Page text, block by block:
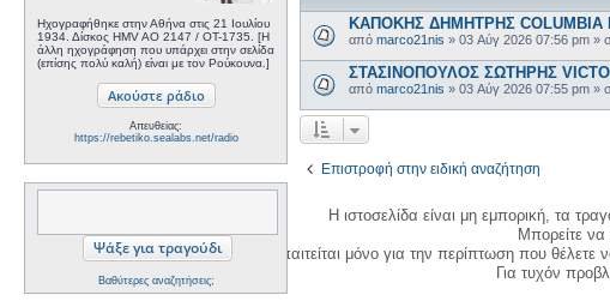
Ηχογραφήθηκε στην Αθήνα στις 21 Ιουλίου
1934. Δίσκος HMV AO 2147 / OT-1735. [Η
άλλη ηχογράφηση που υπάρχει στην σελίδα
(επίσης πολύ καλή) είναι με τον Ρούκουνα.]
Απευθείας:
https://rebetiko.sealabs.net/radio
Βαθύτερες αναζητήσεις;
ΚΑΠΟΚΗΣ ΔΗΜΗΤΡΗΣ COLUMBIA
από marco21nis » 03 Αύγ 2026 07:56 pm »
ΣΤΑΣΙΝΟΠΟΥΛΟΣ ΣΩΤΗΡΗΣ
από marco21nis » 03 Αύγ 2026 07:55 pm »
Επιστροφή στην ειδική αναζήτηση
Η ιστοσελίδα είναι μη εμπορική, τα
Μπορείτε να
Η δημιουργία λογαριασμού απαιτείται μόνο για την περίπτωση που
Για τυχόν